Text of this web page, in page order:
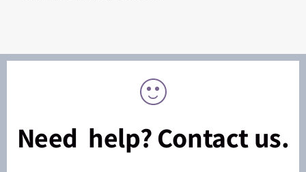
Need help? Contact us.